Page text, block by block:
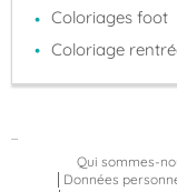
Coloriages foot
Coloriage
...
Qui sommes-
Données